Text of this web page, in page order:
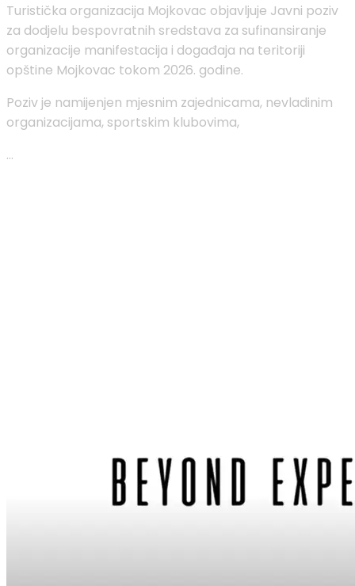
Turistička organizacija Mojkovac objavljuje Javni poziv
za dodjelu bespovratnih sredstava za sufinansiranje
organizacije manifestacija i događaja na teritoriji
opštine Mojkovac tokom 2026. godine.
Poziv je namijenjen mjesnim zajednicama, nevladinim
organizacijama, sportskim klubovima,
...